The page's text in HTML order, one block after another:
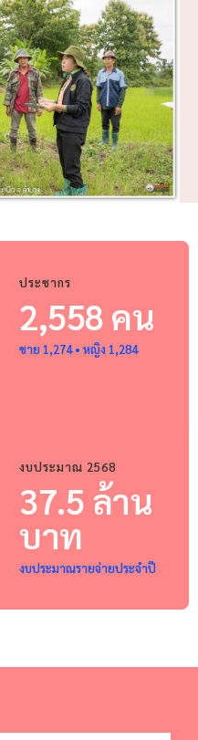
ประชากร
2,558 คน
ชาย 1,274 • หญิง 1,284
งบประมาณ 2568
37.5 ล้าน
บาท
งบประมาณรายจ่ายประจำปี